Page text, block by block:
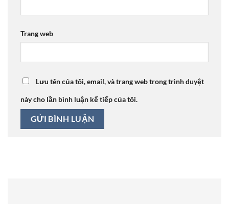
Trang web
Lưu tên của tôi, email, và trang web trong trình duyệt
này cho lần bình luận kế tiếp của tôi.